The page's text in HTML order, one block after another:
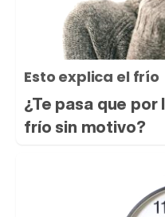
Esto explica el frío
¿Te pasa que
frío sin motivo?